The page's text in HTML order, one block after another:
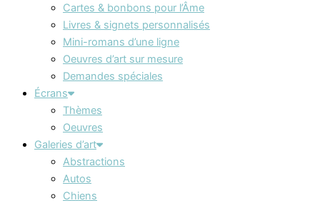
Cartes & bonbons pour l’Âme
Livres & signets personnalisés
Mini-romans d’une ligne
Oeuvres d’art sur mesure
Demandes spéciales
Écrans
Thèmes
Oeuvres
Galeries d’art
Abstractions
Autos
Chiens